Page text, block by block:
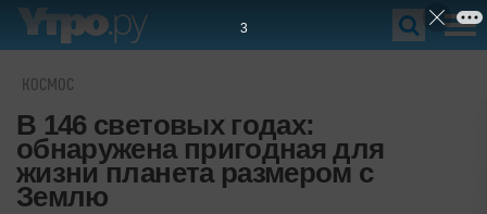
КОСМОС
В 146 световых годах:
обнаружена пригодная для
жизни планета размером с
Землю
2